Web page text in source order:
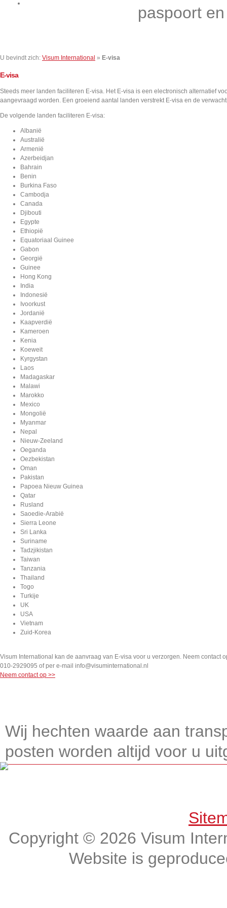
U bevindt zich: Visum International » E-visa
E-visa
Steeds meer landen faciliteren E-visa. Het E-visa is een electronisch alternatief
aangevraagd worden. Een groeiend aantal landen verstrekt E-visa en de
De volgende landen faciliteren E-visa:
Albanië
Australië
Armenië
Azerbeidjan
Bahrain
Benin
Burkina Faso
Cambodja
Canada
Djibouti
Egypte
Ethiopië
Equatoriaal Guinee
Gabon
Georgië
Guinee
Hong Kong
India
Indonesië
Ivoorkust
Jordanië
Kaapverdië
Kameroen
Kenia
Koeweit
Kyrgystan
Laos
Madagaskar
Malawi
Marokko
Mexico
Mongolië
Myanmar
Nepal
Nieuw-Zeeland
Oeganda
Oezbekistan
Oman
Pakistan
Papoea Nieuw Guinea
Qatar
Rusland
Saoedie-Arabië
Sierra Leone
Sri Lanka
Suriname
Tadzjikistan
Taiwan
Tanzania
Thailand
Togo
Turkije
UK
USA
Vietnam
Zuid-Korea
Visum International kan de aanvraag van E-visa voor u verzorgen. Neem contact
010-2929095 of per e-mail info@visuminternational.nl
Neem contact op >>
paspoort
Wij hechten waarde aan
posten worden altijd voor u
Copyright © 2026 Visum
Website is